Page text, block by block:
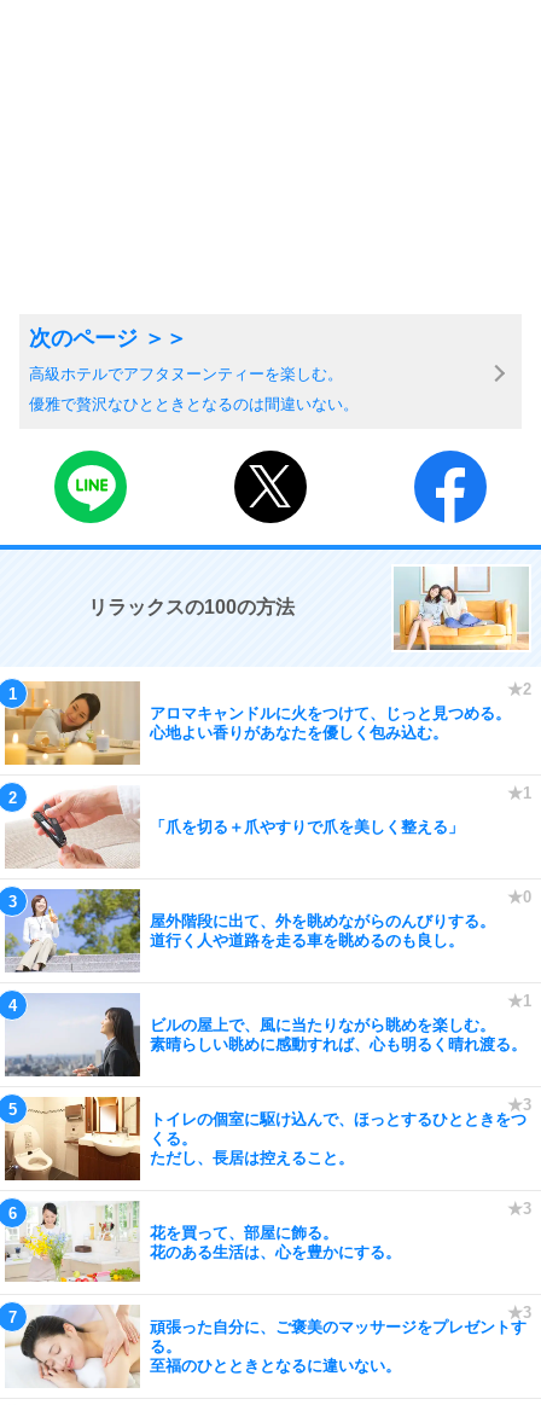
高級ホテルでアフタヌーンティーを楽しむ。
優雅で贅沢なひとときとなるのは間違いない。
リラックスの100の方法
アロマキャンドルに火をつけて、じっと見つめる。
心地よい香りがあなたを優しく包み込む。
「爪を切る＋爪やすりで爪を美しく整える」
屋外階段に出て、外を眺めながらのんびりする。
道行く人や道路を走る車を眺めるのも良し。
ビルの屋上で、風に当たりながら眺めを楽しむ。
素晴らしい眺めに感動すれば、心も明るく晴れ渡る。
トイレの個室に駆け込んで、ほっとするひとときをつ
くる。
ただし、長居は控えること。
花を買って、部屋に飾る。
花のある生活は、心を豊かにする。
頑張った自分に、ご褒美のマッサージをプレゼントす
る。
至福のひとときとなるに違いない。